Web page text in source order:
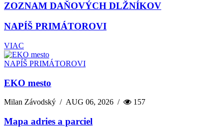
ZOZNAM DAŇOVÝCH DLŽNÍKOV
NAPÍŠ PRIMÁTOROVI
VIAC
NAPÍŠ PRIMÁTOROVI
EKO mesto
Milan Závodský /AUG 06, 2026 / 157
Mapa adries a parciel